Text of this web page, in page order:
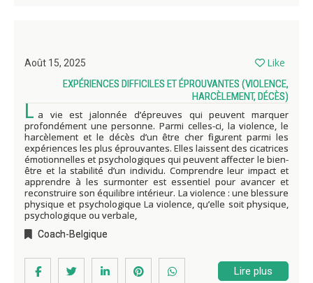
Août 15, 2025 Like
EXPÉRIENCES DIFFICILES ET ÉPROUVANTES (VIOLENCE,
HARCÈLEMENT, DÉCÈS)
L a vie est jalonnée d’épreuves qui peuvent marquer
profondément une personne. Parmi celles-ci, la violence, le
harcèlement et le décès d’un être cher figurent parmi les
expériences les plus éprouvantes. Elles laissent des cicatrices
émotionnelles et psychologiques qui peuvent affecter le bien-
être et la stabilité d’un individu. Comprendre leur impact et
apprendre à les surmonter est essentiel pour avancer et
reconstruire son équilibre intérieur. La violence : une blessure
physique et psychologique La violence, qu’elle soit physique,
psychologique ou verbale,
Coach-Belgique
Lire plus